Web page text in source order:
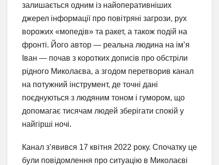
залишається одним із найоперативніших
джерел інформації про повітряні загрози, рух
ворожих «мопедів» та ракет, а також подій на
фронті. Його автор — реальна людина на ім’я
Іван — почав з коротких дописів про обстріли
рідного Миколаєва, а згодом перетворив канал
на потужний інструмент, де точні дані
поєднуються з людяним тоном і гумором, що
допомагає тисячам людей зберігати спокій у
найгірші ночі.
Канал з’явився 17 квітня 2022 року. Спочатку це
були повідомлення про ситуацію в Миколаєві